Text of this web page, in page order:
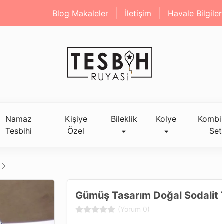
Blog Makaleler İletişim Havale
Namaz
Tesbihi
Kişiye
Özel
Bileklik Kolye
Set
Gümüş Tasarım Doğal Sodalit
(Yorum 0)